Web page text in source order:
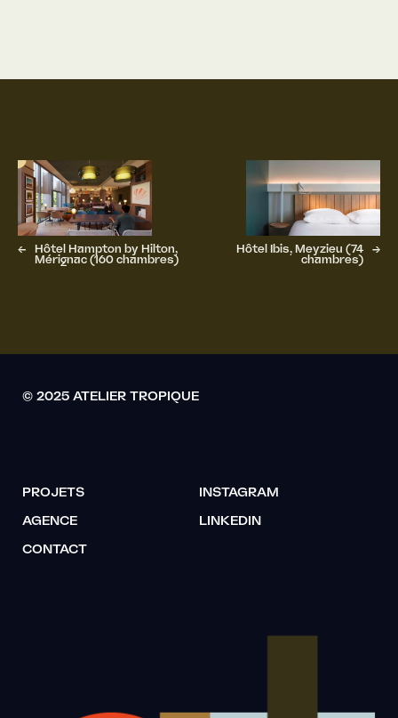
← Hôtel Hampton by Hilton,
Mérignac (160 chambres)
→
Hôtel Ibis, Meyzieu (74
chambres)
© 2025 ATELIER TROPIQUE
PROJETS
AGENCE
CONTACT
INSTAGRAM
LINKEDIN